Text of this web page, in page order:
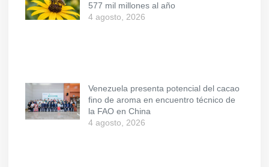
577 mil millones al año
4 agosto, 2026
Venezuela presenta potencial del cacao
fino de aroma en encuentro técnico de
la FAO en China
4 agosto, 2026